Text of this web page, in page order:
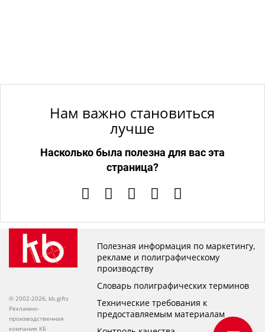
Нам важно становиться
лучше
Насколько была полезна для вас эта
страница?
© 2002-2026, kb.gifts
Рекламно-
производственная
компания КБ
Полезная информация по маркетингу,
рекламе и полиграфическому
производству
Словарь полиграфических терминов
Технические требования к
предоставляемым материалам